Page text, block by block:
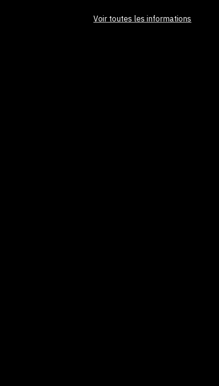
Voir toutes les informations